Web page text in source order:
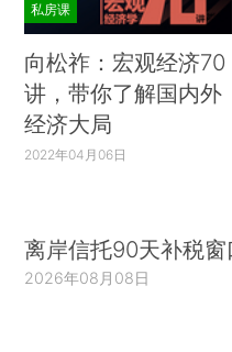
私房课
向松祚：宏观经济70
讲，带你了解国内外
经济大局
2022年04月06日
离岸信托90天补税窗
2026年08月08日